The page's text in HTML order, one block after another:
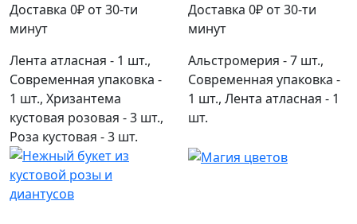
Доставка 0₽ от 30-ти
минут
Лента атласная - 1 шт.,
Современная упаковка -
1 шт., Хризантема
кустовая розовая - 3 шт.,
Роза кустовая - 3 шт.
Доставка 0₽ от 30-ти
минут
Альстромерия - 7 шт.,
Современная упаковка -
1 шт., Лента атласная - 1
шт.